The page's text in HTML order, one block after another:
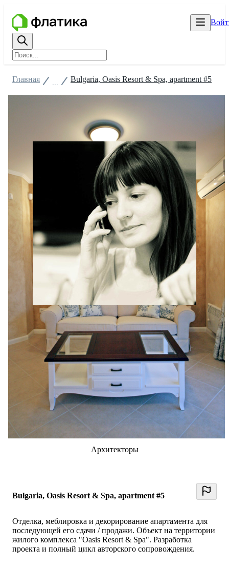
Bulgaria, Oasis Resort & Spa, apartment #5
Отделка, меблировка и декорирование апартамента для
последующей его сдачи / продажи. Объект на территории
жилого комплекса "Oasis Resort & Spa". Разработка
проекта и полный цикл авторского сопровождения.
Главная Bulgaria, Oasis Resort & Spa, apartment #5
Александра Рыжкова
1 отзыв
Архитекторы